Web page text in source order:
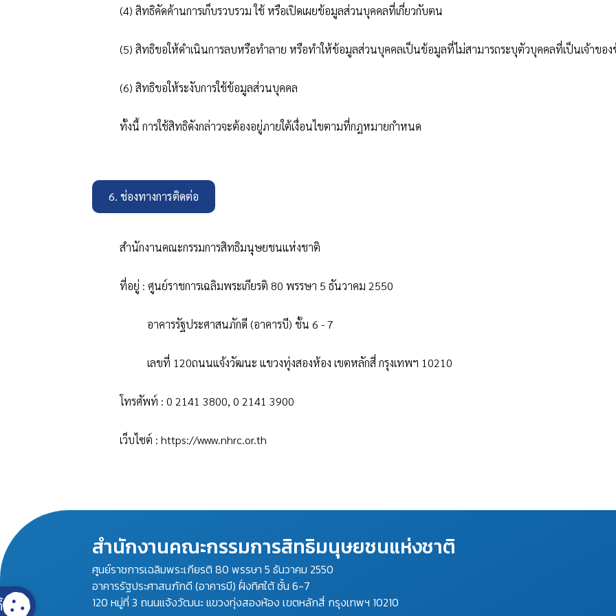
(4) สิทธิคัดค้านการเก็บรวบรวม ใช้ หรือเปิดเผยข้อมูลส่วนบุคคลที่เกี่ยวกับตน
(5) สิทธิขอให้ดำเนินการลบหรือทำลาย หรือทำให้ข้อมูลส่วนบุคคลเป็นข้อมูลที่ไม่สามารถระบุตัวบุคคลที่เป็นเจ้าขอ
(6) สิทธิขอให้ระงับการใช้ข้อมูลส่วนบุคคล
ทั้งนี้ การใช้สิทธิดังกล่าวจะต้องอยู่ภายใต้เงื่อนไขตามที่กฎหมายกำหนด
6. ช่องทางการติดต่อ
สำนักงานคณะกรรมการสิทธิมนุษยชนแห่งชาติ
ที่อยู่ :ศูนย์ราชการเฉลิมพระเกียรติ 80 พรรษา 5 ธันวาคม 2550
อาคารรัฐประศาสนภักดี (อาคารบี) ชั้น 6 - 7
เลขที่ 120ถนนแจ้งวัฒนะ แขวงทุ่งสองห้อง เขตหลักสี่ กรุงเทพฯ 10210
โทรศัพท์ : 0 2141 3800, 0 2141 3900
เว็บไซต์ : https://www.nhrc.or.th
สำนักงานคณะกรรมการสิทธิมนุษยชนแห่งชาติ
ศูนย์ราชการเฉลิมพระเกียรติ 80 พรรษา 5 ธันวาคม 2550
อาคารรัฐประศาสนภักดี (อาคารบี) ฝั่งทิศใต้ ชั้น 6-7
120 หมู่ที่ 3 ถนนแจ้งวัฒนะ แขวงทุ่งสองห้อง เขตหลักสี่ กรุงเทพฯ 10210